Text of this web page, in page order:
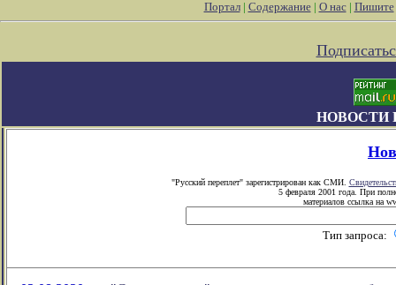
Портал| Содержание| О нас| Пишите
НОВОСТИ
"Русский переплет" зарегистрирован как СМИ.
5 февраля 2001 года. При
материалов ссылка на
Тип запроса: